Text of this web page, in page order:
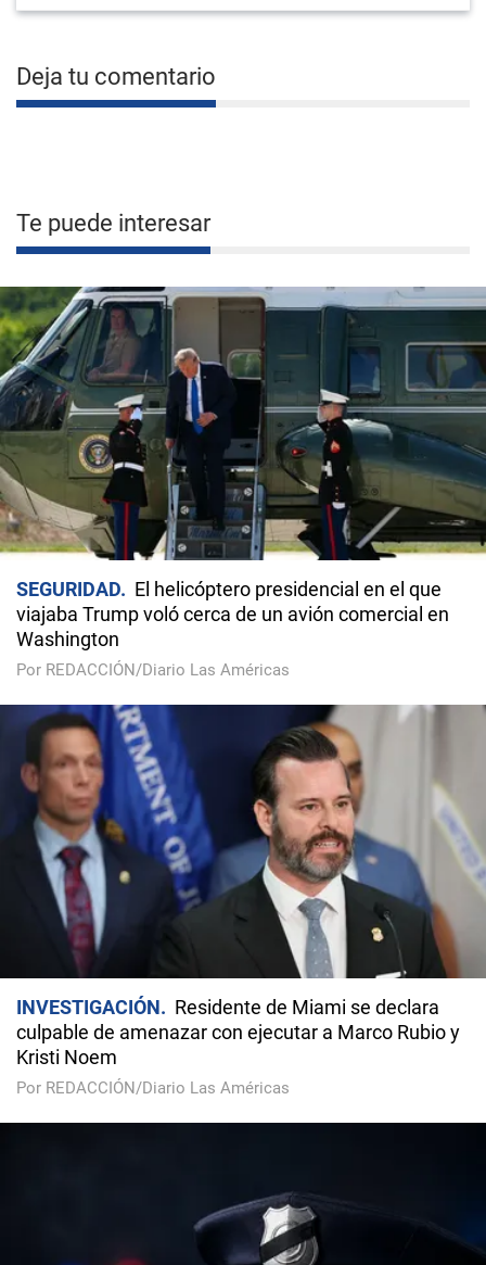
Deja tu comentario
Te puede interesar
SEGURIDAD
El helicóptero presidencial en el que
viajaba Trump voló cerca de un avión comercial en
Washington
Por REDACCIÓN/Diario Las Américas
INVESTIGACIÓN
Residente de Miami se declara
culpable de amenazar con ejecutar a Marco Rubio y
Kristi Noem
Por REDACCIÓN/Diario Las Américas